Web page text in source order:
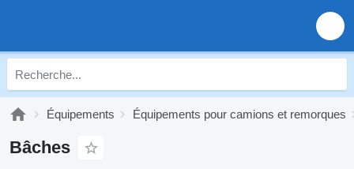
Équipements Équipements pour camions et remorques
Bâches